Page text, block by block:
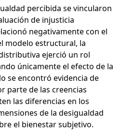
percibida se vincularon
de injusticia
negativamente con el
modelo estructural, la
ejerció un rol
únicamente el efecto de la
se encontró evidencia de
parte de las creencias
las diferencias en los
de la desigualdad
el bienestar subjetivo.